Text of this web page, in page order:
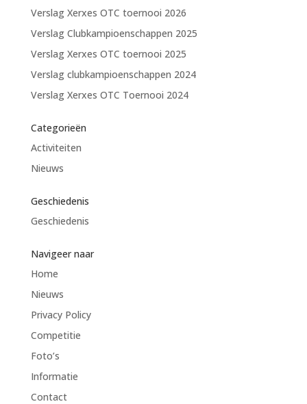
Verslag Xerxes OTC toernooi 2026
Verslag Clubkampioenschappen 2025
Verslag Xerxes OTC toernooi 2025
Verslag clubkampioenschappen 2024
Verslag Xerxes OTC Toernooi 2024
Categorieën
Activiteiten
Nieuws
Geschiedenis
Geschiedenis
Navigeer naar
Home
Nieuws
Privacy Policy
Competitie
Foto’s
Informatie
Contact